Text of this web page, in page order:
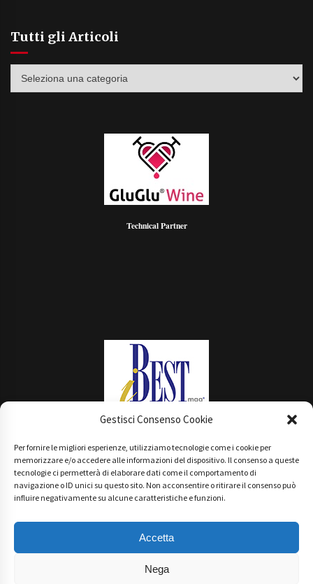
Gestisci Consenso Cookie
Per fornire le migliori esperienze, utilizziamo tecnologie come i cookie per
memorizzare e/o accedere alle informazioni del dispositivo. Il consenso a queste
tecnologie ci permetterà di elaborare dati come il comportamento di
navigazione o ID unici su questo sito. Non acconsentire o ritirare il consenso può
influire negativamente su alcune caratteristiche e funzioni.
Accetta
Nega
Tutti gli Articoli
Technical Partner
Main Partner